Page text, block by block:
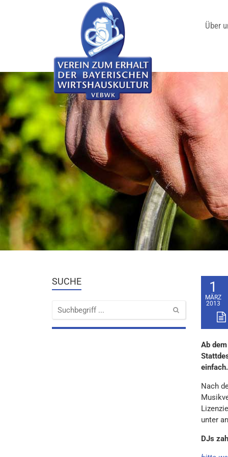
Über
SUCHE 1
MÄRZ
2013
Ab
einfach.
Nach
unter
DJs